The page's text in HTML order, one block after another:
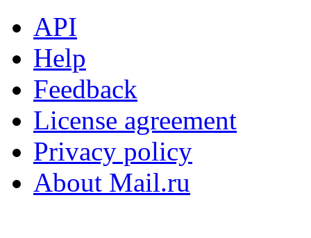
API
Help
Feedback
License agreement
Privacy policy
About Mail.ru